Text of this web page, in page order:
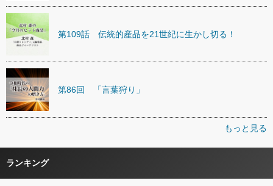
第109話 伝統的産品を21世紀に生かし切る！
第86回 「言葉狩り」
もっと見る
ランキング